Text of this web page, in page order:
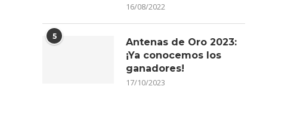
16/08/2022
5
Antenas de Oro 2023:
¡Ya conocemos los
ganadores!
17/10/2023